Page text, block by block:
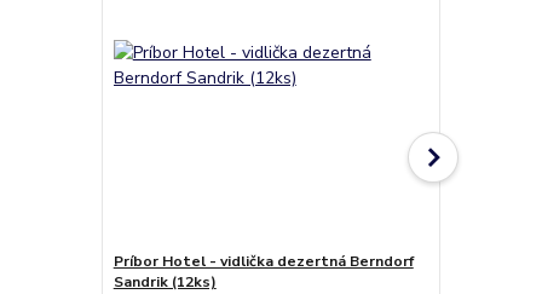
Príbor Hotel - vidlička dezertná Berndorf
Sandrik (12ks)